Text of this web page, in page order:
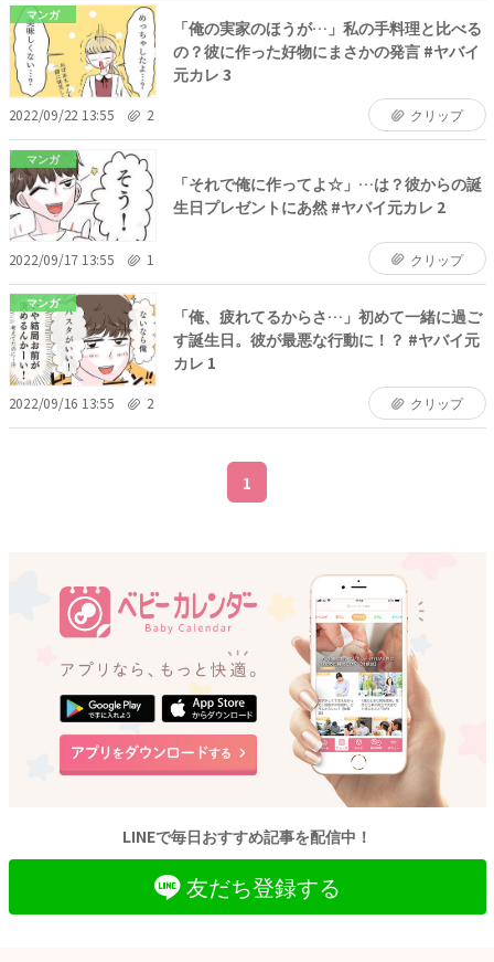
マンガ
「俺の実家のほうが…」私の手料理と比べる
の？彼に作った好物にまさかの発言 #ヤバイ
元カレ 3
2022/09/22 13:55 2 クリップ
マンガ
「それで俺に作ってよ☆」…は？彼からの誕
生日プレゼントにあ然 #ヤバイ元カレ 2
2022/09/17 13:55 1 クリップ
マンガ
「俺、疲れてるからさ…」初めて一緒に過ご
す誕生日。彼が最悪な行動に！？ #ヤバイ元
カレ 1
2022/09/16 13:55 2 クリップ
1
LINEで毎日おすすめ記事を配信中！
友だち登録する